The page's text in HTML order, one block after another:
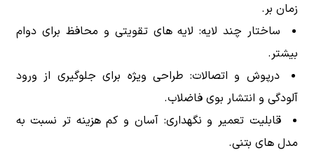
زمان بر.
ساختار چند لایه: لایه های تقویتی و محافظ برای دوام
بیشتر.
درپوش و اتصالات: طراحی ویژه برای جلوگیری از ورود
آلودگی و انتشار بوی فاضلاب.
قابلیت تعمیر و نگهداری: آسان و کم هزینه تر نسبت به
مدل های بتنی.